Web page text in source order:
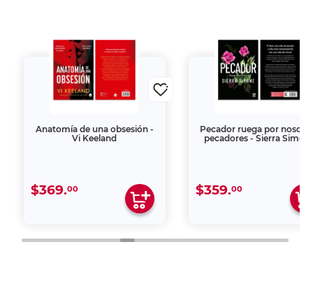
Anatomía de una obsesión -
Vi Keeland
$369.00
Pecador ruega por
pecadores - Sierra
$359.00